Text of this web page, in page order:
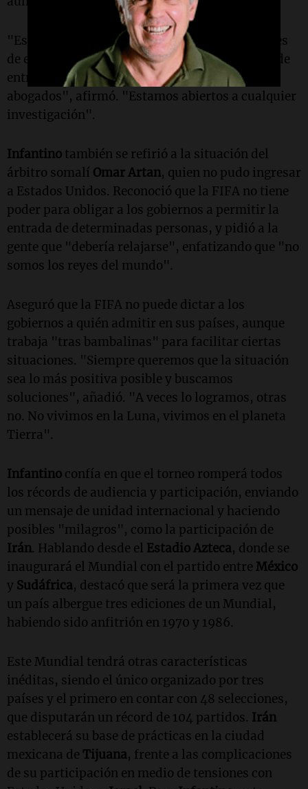
"Estamos muy tranquilos con esto porque, antes
de empezar a vender 6,5 millones o 7 millones de
entradas, revisamos todo con los mejores
abogados", afirmó. "Estamos abiertos a cualquier
investigación".
Infantino también se refirió a la situación del
árbitro somalí Omar Artan, quien no pudo ingresar
a Estados Unidos. Reconoció que la FIFA no tiene
poder para obligar a los gobiernos a permitir la
entrada de determinadas personas, y pidió a la
gente que "debería relajarse", enfatizando que "no
somos los reyes del mundo".
Aseguró que la FIFA no puede dictar a los
gobiernos a quién admitir en sus países, aunque
trabaja "tras bambalinas" para facilitar ciertas
situaciones. "Siempre queremos que la situación
sea lo más positiva posible y buscamos
soluciones", añadió. "A veces lo logramos, otras
no. No vivimos en la Luna, vivimos en el planeta
Tierra".
Infantino confía en que el torneo romperá todos
los récords de audiencia y participación, enviando
un mensaje de unidad internacional y haciendo
posibles "milagros", como la participación de
Irán. Hablando desde el Estadio Azteca, donde se
inaugurará el Mundial con el partido entre México
y Sudáfrica, destacó que será la primera vez que
un país albergue tres ediciones de un Mundial,
habiendo sido anfitrión en 1970 y 1986.
Este Mundial tendrá otras características
inéditas, siendo el único organizado por tres
países y el primero en contar con 48 selecciones,
que disputarán un récord de 104 partidos. Irán
establecerá su base de prácticas en la ciudad
mexicana de Tijuana, frente a las complicaciones
de su participación en medio de tensiones con